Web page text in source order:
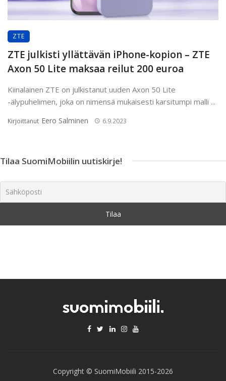
ZTE
ZTE julkisti yllättävän iPhone-kopion – ZTE
Axon 50 Lite maksaa reilut 200 euroa
Kiinalainen ZTE on julkistanut uuden Axon 50 Lite
-älypuhelimen, joka on nimensä mukaisesti karsitumpi malli ...
Kirjoittanut Eero Salminen 6.9.2023
Tilaa SuomiMobiilin uutiskirje!
Copyright © SuomiMobiili 2015-2026